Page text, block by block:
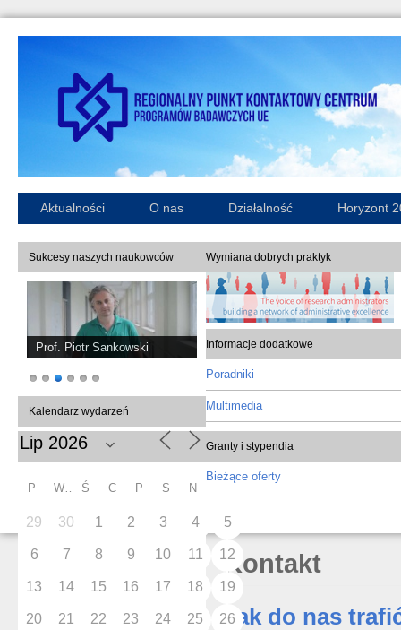
Aktualności O nas Działalność Horyzont
Sukcesy naszych naukowców
Prof. Piotr Sankowski
Kalendarz wydarzeń
P Ś C P S N
29 30 1 2 3 4 5
6 7 8 9 10 11 12
13 14 15 16 17 18 19
20 21 22 23 24 25 26
Wymiana dobrych praktyk
Informacje dodatkowe
Poradniki
Multimedia
Granty i stypendia
Bieżące oferty
Kontakt
Jak do nas